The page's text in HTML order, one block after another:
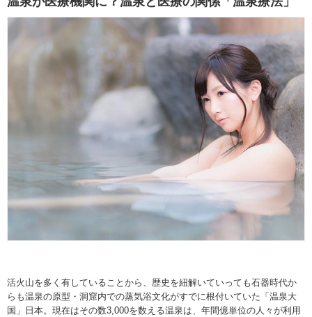
活火山を多く有していることから、歴史を紐解いていっても石器時代か
らも温泉の原型・洞窟内での蒸気浴文化がすでに根付いていた「温泉大
国」日本。現在はその数3,000を数える温泉は、年間億単位の人々が利用